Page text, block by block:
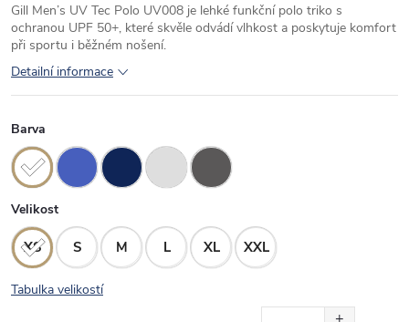
Gill Men’s UV Tec Polo UV008 je lehké funkční polo triko s
ochranou UPF 50+, které skvěle odvádí vlhkost a poskytuje komfort
při sportu i běžném nošení.
Detailní informace
Barva
Velikost
XS S M L XL XXL
Tabulka velikostí